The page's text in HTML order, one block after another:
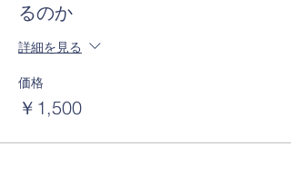
るのか
詳細を見る
価格
￥1,500